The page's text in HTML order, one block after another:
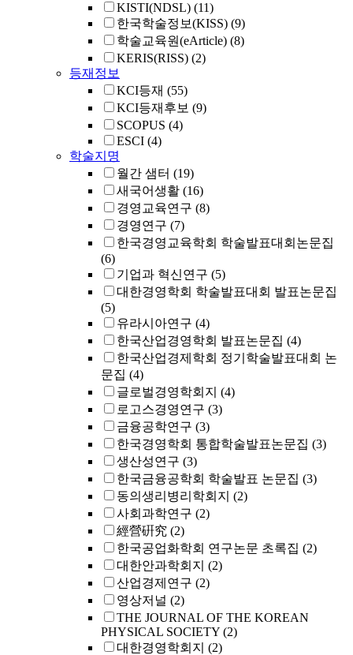
KISTI(NDSL) (11)
한국학술정보(KISS) (9)
학술교육원(eArticle) (8)
KERIS(RISS) (2)
등재정보
KCI등재 (55)
KCI등재후보 (9)
SCOPUS (4)
ESCI (4)
학술지명
월간 샘터 (19)
새국어생활 (16)
경영교육연구 (8)
경영연구 (7)
한국경영교육학회 학술발표대회논문집
(6)
기업과 혁신연구 (5)
대한경영학회 학술발표대회 발표논문집
(5)
유라시아연구 (4)
한국산업경영학회 발표논문집 (4)
한국산업경제학회 정기학술발표대회 논
문집 (4)
글로벌경영학회지 (4)
로고스경영연구 (3)
금융공학연구 (3)
한국경영학회 통합학술발표논문집 (3)
생산성연구 (3)
한국금융공학회 학술발표 논문집 (3)
동의생리병리학회지 (2)
사회과학연구 (2)
經營硏究 (2)
한국공업화학회 연구논문 초록집 (2)
대한안과학회지 (2)
산업경제연구 (2)
영상저널 (2)
THE JOURNAL OF THE KOREAN
PHYSICAL SOCIETY (2)
대한경영학회지 (2)